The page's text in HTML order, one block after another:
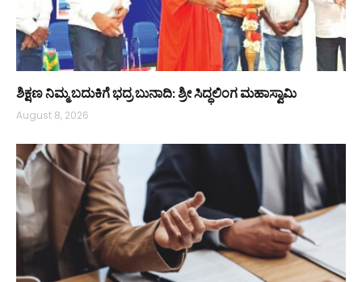
ಶಿಕ್ಷಣ ನಿಮ್ಮ ಬದುಕಿಗೆ ಭದ್ರ ಬುನಾದಿ: ಶ್ರೀ ಸಿದ್ಧಲಿಂಗ ಮಹಾಸ್ವಾಮಿ
August 8, 2026